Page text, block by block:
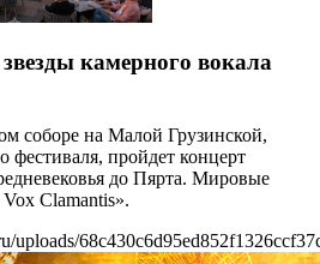
камерного вокала
соборе на Малой Грузинской,
фестиваля, пройдет концерт
до Пярта. Мировые
Clamantis».
uploads/